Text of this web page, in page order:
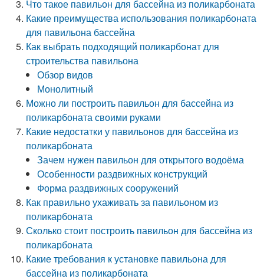
Что такое павильон для бассейна из поликарбоната
Какие преимущества использования поликарбоната
для павильона бассейна
Как выбрать подходящий поликарбонат для
строительства павильона
Обзор видов
Монолитный
Можно ли построить павильон для бассейна из
поликарбоната своими руками
Какие недостатки у павильонов для бассейна из
поликарбоната
Зачем нужен павильон для открытого водоёма
Особенности раздвижных конструкций
Форма раздвижных сооружений
Как правильно ухаживать за павильоном из
поликарбоната
Сколько стоит построить павильон для бассейна из
поликарбоната
Какие требования к установке павильона для
бассейна из поликарбоната